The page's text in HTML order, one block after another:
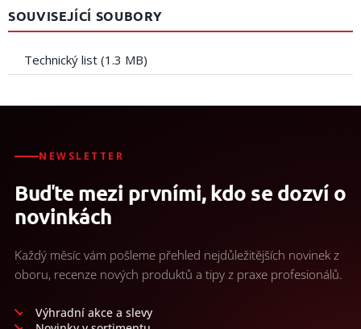
SOUVISEJÍCÍ SOUBORY
Technický list (1.3 MB)
NEWSLETTER
Buďte mezi prvními, kdo se dozví o
novinkách
Každý měsíc vám pošleme přehled nejdůležitějších novinek z
oboru, recenze nových produktů a tipy z praxe profesionálů.
Výhradní akce a slevy